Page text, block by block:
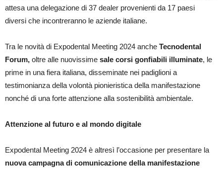
attesa una delegazione di 37 dealer provenienti da 17 paesi
diversi che incontreranno le aziende italiane.
Tra le novità di Expodental Meeting 2024 anche Tecnodental
Forum, oltre alle nuovissime sale corsi gonfiabili illuminate, le
prime in una fiera italiana, disseminate nei padiglioni a
testimonianza della volontà pionieristica della manifestazione
nonché di una forte attenzione alla sostenibilità ambientale.
Attenzione al futuro e al mondo digitale
Expodental Meeting 2024 è altresì l’occasione per presentare la
nuova campagna di comunicazione della manifestazione